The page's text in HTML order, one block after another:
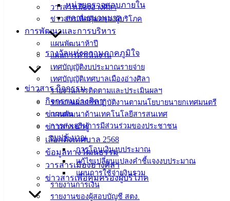
วารสารเมืองอ่างศิลา
ข่าวสารเพื่อคุ้มครองผู้บริโภค
การพัฒนาและการบริหาร
แผนพัฒนาห้าปี
แผนการดำเนินงาน
เทศบัญญัติงบประมาณรายจ่าย
เทศบัญญัติเทศบาลเมืองอ่างศิลา
รายงานการติดตามและประเมินผลฯ
รายงานผลการปฏิบัติงานตามนโยบายนายกเทศมนตรี
แผนพัฒนาด้านเทคโนโลยีสารสนเทศ
การส่งเสริมการมีส่วนร่วมของประชาชน
งบประมาณ
การโอนเงินงบประมาณ
แก้ไขเปลี่ยนแปลงคำชี้แจงงบประมาณ
แผนการใช้จ่ายงินรวม
รายงานการเงิน
รายงานของผู้สอบบัญชี สตง.
หน่วยตรวจสอบภายใน
สถานธนานุบาล
รางวัลแห่งความภาคภูมิใจ
ข่าวสาร กิจกรรม
กิจกรรมอ่างศิลา
ข่าวเด่น
ข่าวสารน่ารู้
เลือกตั้งเทศบาล 2568
ข้อมูลทางวัฒนธรรม
วารสารเมืองอ่างศิลา
ข่าวสารเพื่อคุ้มครองผู้บริโภค
บริการ
ประชาชน
ดาวน์โหลด
แบบ
ฟอร์ม,
เอกสาร
คู่มือ
สำหรับ
ประชาชน/
คู่มือการ
ปฏิบัติ
งาน
ข่าวสาร